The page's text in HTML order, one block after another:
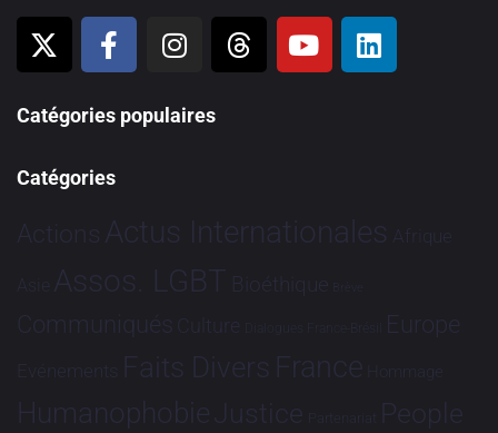
Catégories populaires
Catégories
Actions Actus Internationales Afrique
Asie Assos. LGBT Bioéthique Brève
Communiqués Culture Dialogues France-Brésil Europe
Evénements Faits Divers France Hommage
HumanophobieJustice Partenariat People